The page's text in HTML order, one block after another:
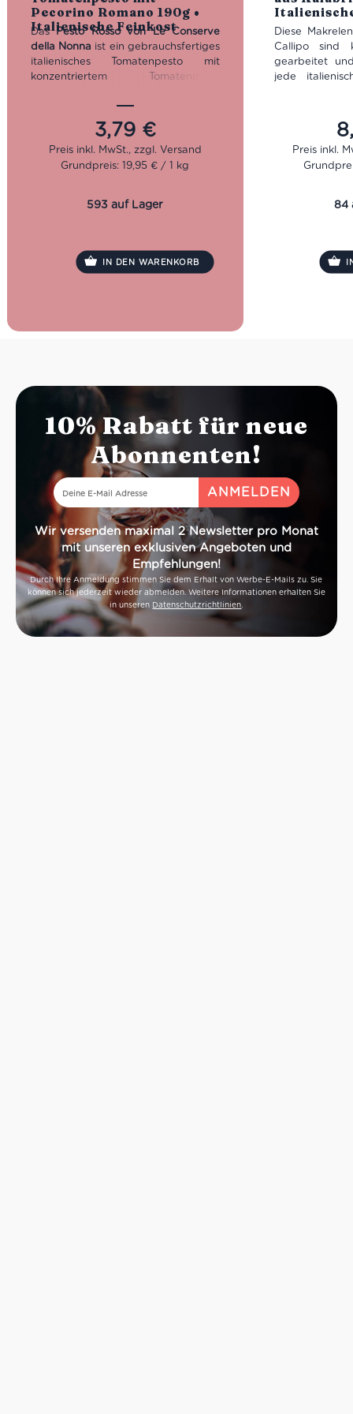
Pecorino Romano 190g •
Italienische Feinkost
DasPesto Rosso von Le Conserve
della Nonna ist ein gebrauchsfertiges
italienisches Tomatenpesto mit
konzentriertem Tomatenmark,
Ricotta, Cashewkernen, Pecorino
Romano DOP und Pinienkernen.
Cremig, würzig-fruchtig und ideal für
Pasta, Crostini, Focaccia und Panini.
Glutenfrei. Inhalt: 190 g.
3,79 €
Grundpreis: 19,95 € / 1 kg
593 auf Lager
IN DEN WARENKORB
Diese
Callipo sind
gearbeitet
jede
frischen
oder als
Du sie unter
Durch
sondern
84
10% Rabatt für neue
Abonnenten!
Wir versenden maximal 2 Newsletter pro Monat
mit unseren exklusiven Angeboten und
Empfehlungen!
Durch Ihre Anmeldung stimmen Sie dem Erhalt von Werbe-E-Mails zu. Sie
können sich jederzeit wieder abmelden. Weitere Informationen erhalten Sie
in unseren Datenschutzrichtlinien.